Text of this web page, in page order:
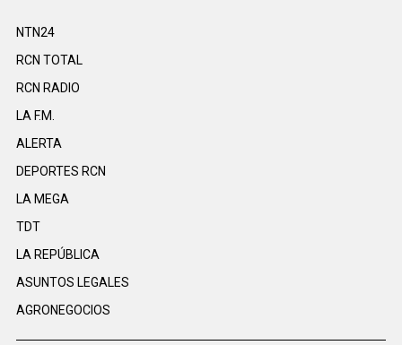
NTN24
RCN TOTAL
RCN RADIO
LA F.M.
ALERTA
DEPORTES RCN
LA MEGA
TDT
LA REPÚBLICA
ASUNTOS LEGALES
AGRONEGOCIOS